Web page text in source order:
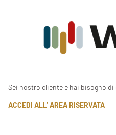
Sei nostro cliente e hai bisogno di
ACCEDI ALL’ AREA RISERVATA